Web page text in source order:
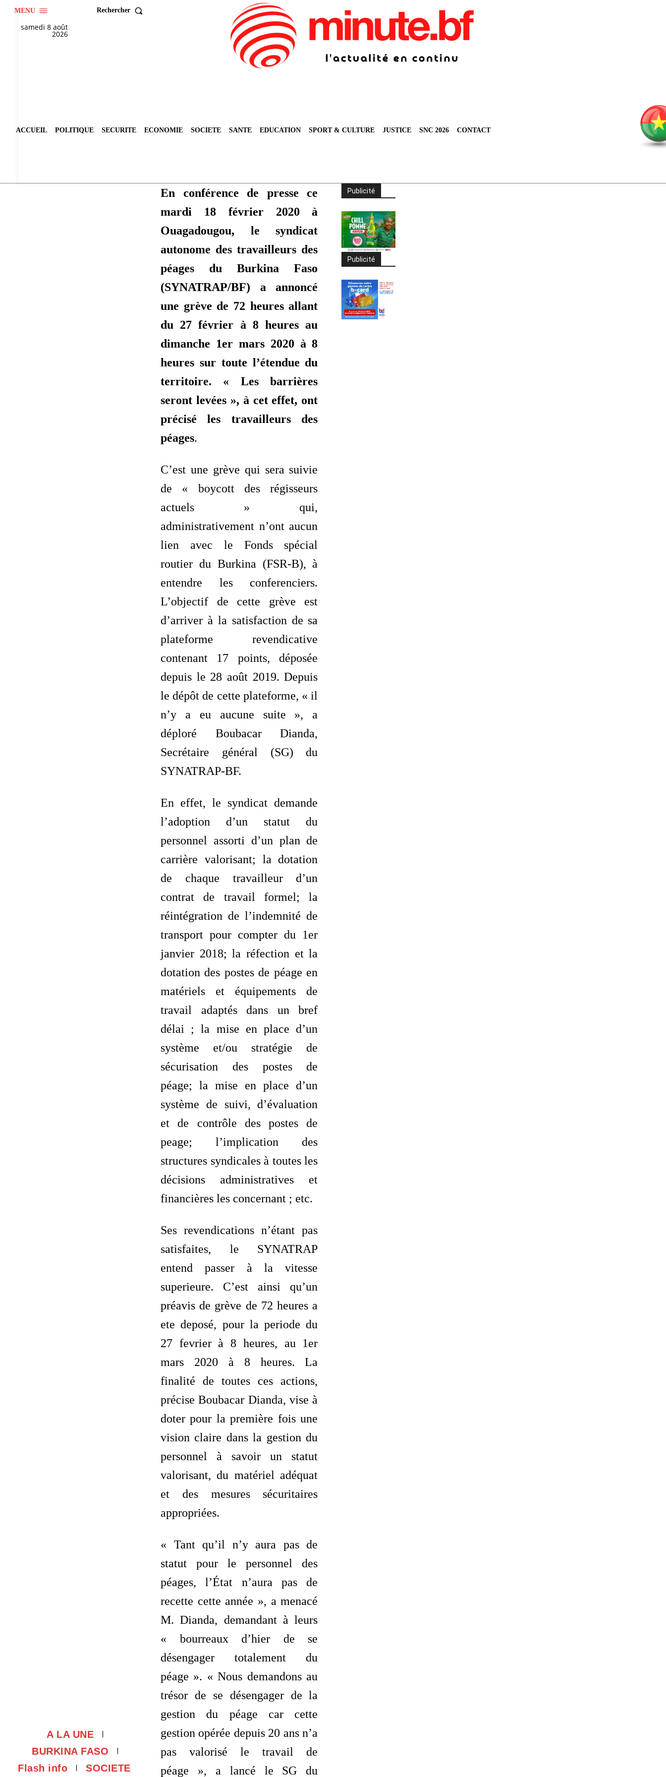
MENU Rechercher
samedi 8 août
2026
ACCUEIL POLITIQUE SECURITE ECONOMIE SOCIETE SANTE EDUCATION SPORT & CULTURE JUSTICE SNC 2026 CONTACT
A LA UNE
BURKINA FASO
Flash info
SOCIETE
En conférence de presse ce
mardi 18 février 2020 à
Ouagadougou, le syndicat
autonome des travailleurs des
péages du Burkina Faso
(SYNATRAP/BF) a annoncé
une grève de 72 heures allant
du 27 février à 8 heures au
dimanche 1er mars 2020 à 8
heures sur toute l’étendue du
territoire. « Les barrières
seront levées », à cet effet, ont
précisé les travailleurs des
péages.
C’est une grève qui sera suivie
de « boycott des régisseurs
actuels » qui,
administrativement n’ont aucun
lien avec le Fonds spécial
routier du Burkina (FSR-B), à
entendre les conferenciers.
L’objectif de cette grève est
d’arriver à la satisfaction de sa
plateforme revendicative
contenant 17 points, déposée
depuis le 28 août 2019. Depuis
le dépôt de cette plateforme, « il
n’y a eu aucune suite », a
déploré Boubacar Dianda,
Secrétaire général (SG) du
SYNATRAP-BF.
En effet, le syndicat demande
l’adoption d’un statut du
personnel assorti d’un plan de
carrière valorisant; la dotation
de chaque travailleur d’un
contrat de travail formel; la
réintégration de l’indemnité de
transport pour compter du 1er
janvier 2018; la réfection et la
dotation des postes de péage en
matériels et équipements de
travail adaptés dans un bref
délai ; la mise en place d’un
système et/ou stratégie de
sécurisation des postes de
péage; la mise en place d’un
système de suivi, d’évaluation
et de contrôle des postes de
peage; l’implication des
structures syndicales à toutes les
décisions administratives et
financières les concernant ; etc.
Ses revendications n’étant pas
satisfaites, le SYNATRAP
entend passer à la vitesse
superieure. C’est ainsi qu’un
préavis de grève de 72 heures a
ete deposé, pour la periode du
27 fevrier à 8 heures, au 1er
mars 2020 à 8 heures. La
finalité de toutes ces actions,
précise Boubacar Dianda, vise à
doter pour la première fois une
vision claire dans la gestion du
personnel à savoir un statut
valorisant, du matériel adéquat
et des mesures sécuritaires
appropriées.
« Tant qu’il n’y aura pas de
statut pour le personnel des
péages, l’État n’aura pas de
recette cette année », a menacé
M. Dianda, demandant à leurs
« bourreaux d’hier de se
désengager totalement du
péage ». « Nous demandons au
trésor de se désengager de la
gestion du péage car cette
gestion opérée depuis 20 ans n’a
pas valorisé le travail de
péage », a lancé le SG du
Publicité
Publicité